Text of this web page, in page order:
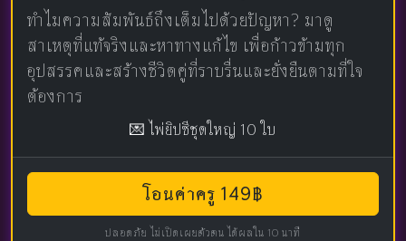
ทำไมความสัมพันธ์ถึงเต็มไปด้วยปัญหา? มาดู
สาเหตุที่แท้จริงและหาทางแก้ไข เพื่อก้าวข้ามทุก
อุปสรรคและสร้างชีวิตคู่ที่ราบรื่นและยั่งยืนตามที่ใจ
ต้องการ
💌 ไพ่ยิปซีชุดใหญ่ 10 ใบ
โอนค่าครู 149฿
ปลอดภัย ไม่เปิดเผยตัวตน ได้ผลใน 10 นาที